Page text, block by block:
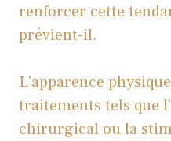
renforcer cette
prévient-il.
L'apparence
traitements tels que
chirurgical ou la